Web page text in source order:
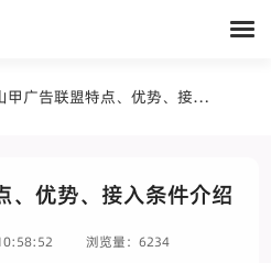
穿山甲广告联盟特点、优势、接入条件介绍
、优势、接入条件介绍
浏览量：6234